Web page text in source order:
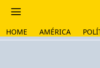
HOME AMÉRICA